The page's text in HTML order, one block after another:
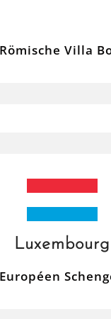
Römische Villa
Luxembourg